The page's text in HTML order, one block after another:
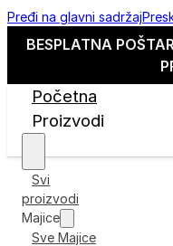
Pređi na glavni sadržaj
BESPLATNA
Početna
Proizvodi
Svi
proizvodi
Majice
Sve Majice